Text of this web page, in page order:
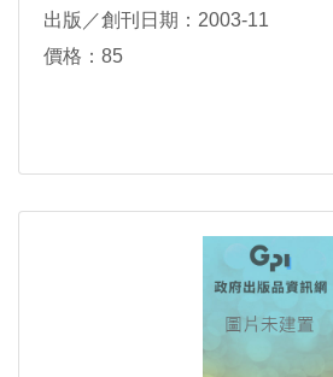
出版／創刊日期：2003-11
價格：85